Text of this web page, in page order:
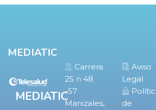
MEDIATIC
MEDIATIC
Carrera
25 n 48
-57
Manizales,
Aviso
Legal
de